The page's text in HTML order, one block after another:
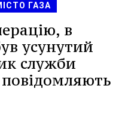
ГАЗА
в
усунутий
служби